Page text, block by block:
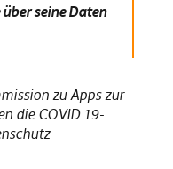
seine Daten
zu Apps zur
die COVID 19-